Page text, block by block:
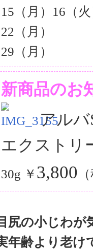
15（月）16（
22（月）
29（月）
新商品のお
アルバ
エクストリ
30g ￥ 3,800
尻の小じわが
年齢より老け